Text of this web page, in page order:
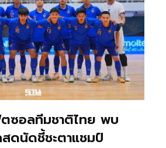
ซอลทีมชาติไทย พบ
ดนัดชี้ชะตาแชมป์